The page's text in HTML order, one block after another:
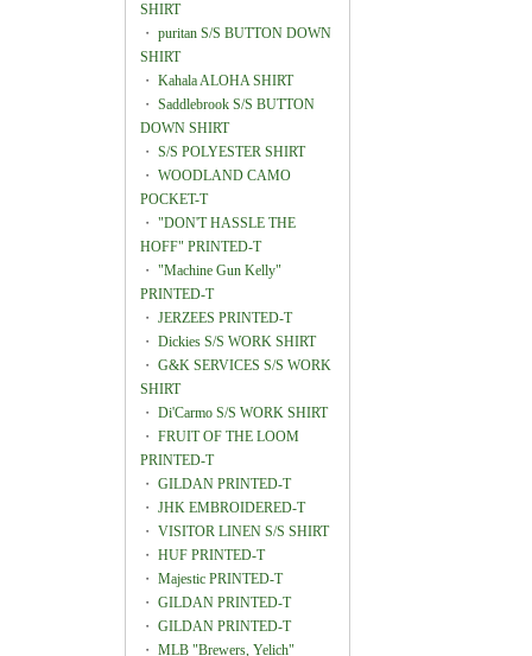
SHIRT
・ puritan S/S BUTTON DOWN
SHIRT
・ Kahala ALOHA SHIRT
・ Saddlebrook S/S BUTTON
DOWN SHIRT
・ S/S POLYESTER SHIRT
・ WOODLAND CAMO
POCKET-T
・ "DON'T HASSLE THE
HOFF" PRINTED-T
・ "Machine Gun Kelly"
PRINTED-T
・ JERZEES PRINTED-T
・ Dickies S/S WORK SHIRT
・ G&K SERVICES S/S WORK
SHIRT
・ Di'Carmo S/S WORK SHIRT
・ FRUIT OF THE LOOM
PRINTED-T
・ GILDAN PRINTED-T
・ JHK EMBROIDERED-T
・ VISITOR LINEN S/S SHIRT
・ HUF PRINTED-T
・ Majestic PRINTED-T
・ GILDAN PRINTED-T
・ GILDAN PRINTED-T
・ MLB "Brewers, Yelich"